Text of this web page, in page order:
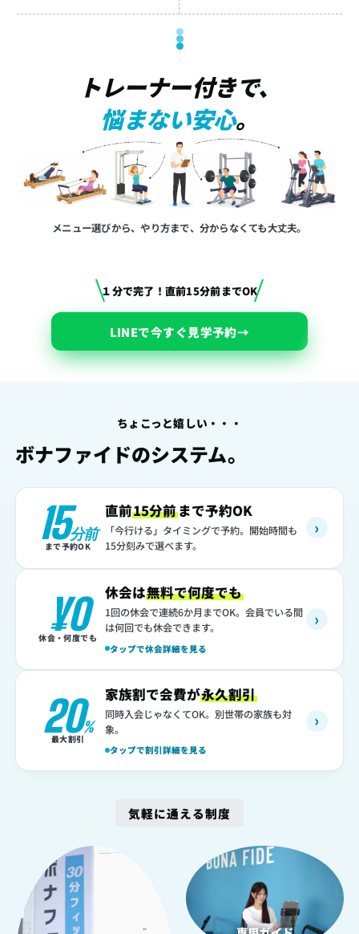
トレーナー付きで、
悩まない安心。
メニュー選びから、やり方まで、分からなくても大丈夫。
１分で完了！直前15分前までOK
LINEで今すぐ見学予約→
ちょこっと嬉しい・・・
ボナファイドのシステム。
15分前
まで予約OK
直前15分前まで予約OK
「今行ける」タイミングで予約。開始時間も
15分刻みで選べます。
›
¥0
休会・何度でも
休会は無料で何度でも
1回の休会で連続6か月までOK。会員でいる間
は何回でも休会できます。
タップで休会詳細を見る
›
20%
最大割引
家族割で会費が永久割引
同時入会じゃなくてOK。別世帯の家族も対
象。
タップで割引詳細を見る
›
気軽に通える制度
2